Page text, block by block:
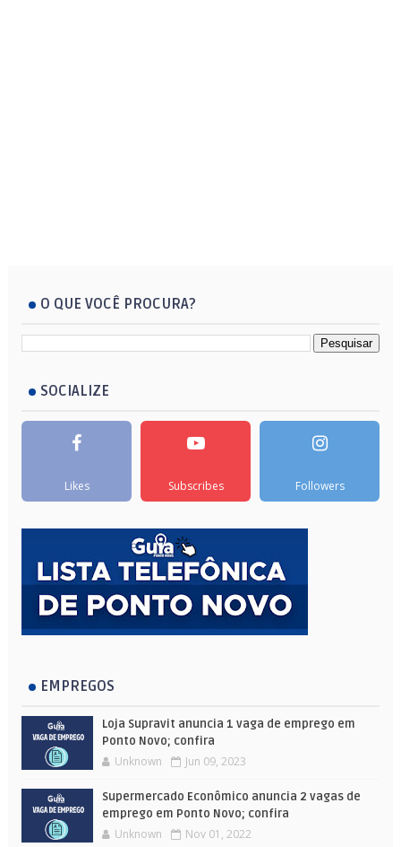
O QUE VOCÊ PROCURA?
SOCIALIZE
Likes Subscribes Followers
EMPREGOS
Loja Supravit anuncia 1 vaga de emprego em
Ponto Novo; confira
Unknown Jun 09, 2023
Supermercado Econômico anuncia 2 vagas de
emprego em Ponto Novo; confira
Unknown Nov 01, 2022